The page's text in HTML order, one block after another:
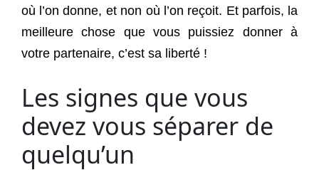
où l’on donne, et non où l’on reçoit. Et parfois, la
meilleure chose que vous puissiez donner à
votre partenaire, c’est sa liberté !
Les signes que vous
devez vous séparer de
quelqu’un